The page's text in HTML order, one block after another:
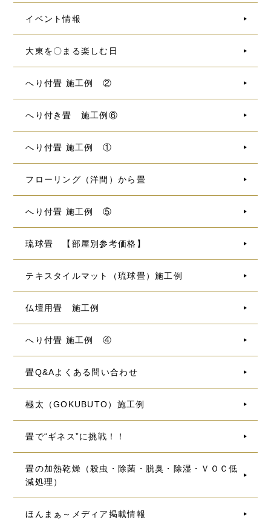
イベント情報
大東を〇まる楽しむ日
へり付畳 施工例 ②
へり付き畳 施工例⑥
へり付畳 施工例 ①
フローリング（洋間）から畳
へり付畳 施工例 ⑤
琉球畳 【部屋別参考価格】
テキスタイルマット（琉球畳）施工例
仏壇用畳 施工例
へり付畳 施工例 ④
畳Q&Aよくある問い合わせ
極太（GOKUBUTO）施工例
畳で“ギネス”に挑戦！！
畳の加熱乾燥（殺虫・除菌・脱臭・除湿・ＶＯＣ低
減処理）
ほんまぁ～メディア掲載情報